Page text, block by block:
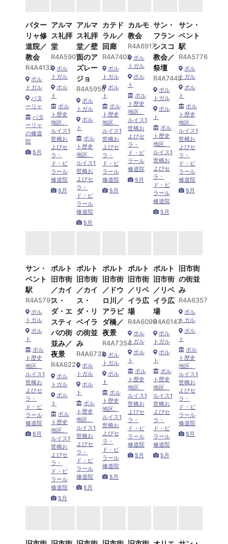
バター
リャ修
道院／
教会
R4A4132
ポル
トガル
バタ
ーリャ
バタ
ーリャ
の修道
院
5月
アルマ
ス礼拝
堂
R4A5901
ポル
トガル
ポル
ト
ポル
ト歴史
地区、
ルイス1
世橋お
よびセ
ラ・
ド・ピ
ラール
修道院
5月
アルマ
ス礼拝
堂／壁
面のア
ズレー
ジョ
R4A5956
ポル
トガル
ポル
ト
ポル
ト歴史
地区、
ルイス1
世橋お
よびセ
ラ・
ド・ピ
ラール
修道院
5月
カテド
ラル／
回廊
R4A7403
ポル
トガル
ポル
ト
ポル
ト歴史
地区、
ルイス1
世橋お
よびセ
ラ・
ド・ピ
ラール
修道院
5月
カルモ
教会
R4A6917
ポル
トガル
ポル
ト
ポル
ト歴史
地区、
ルイス1
世橋お
よびセ
ラ・
ド・ピ
ラール
修道院
5月
サン・
フラン
シスコ
教会／
祭壇
R4A7445
ポル
トガル
ポル
ト
ポル
ト歴史
地区、
ルイス1
世橋お
よびセ
ラ・
ド・ピ
ラール
修道院
5月
サン・
ベント
駅
R4A5776
ポル
トガル
ポル
ト
ポル
ト歴史
地区、
ルイス1
世橋お
よびセ
ラ・
ド・ピ
ラール
修道院
5月
サン・
ベント
駅
R4A5791
ポル
トガル
ポル
ト
ポル
ト歴史
地区、
ルイス1
世橋お
よびセ
ラ・
ド・ピ
ラール
修道院
5月
ポルト
旧市街
／カイ
ス・
ダ・エ
スティ
バの街
並み／
夜景
R4A6227
ポル
トガル
ポル
ト
ポル
ト歴史
地区、
ルイス1
世橋お
よびセ
ラ・
ド・ピ
ラール
修道院
5月
ポルト
旧市街
／カイ
ス・
ダ・リ
ベイラ
の街並
み
R4A6732
ポル
トガル
ポル
ト
ポル
ト歴史
地区、
ルイス1
世橋お
よびセ
ラ・
ド・ピ
ラール
修道院
5月
ポルト
旧市街
／ドウ
ロ川／
アラビ
ダ橋／
夜景
R4A7354
ポル
トガル
ポル
ト
ポル
ト歴史
地区、
ルイス1
世橋お
よびセ
ラ・
ド・ピ
ラール
修道院
5月
ポルト
旧市街
／リベ
イラ広
場
R4A6099
ポル
トガル
ポル
ト
ポル
ト歴史
地区、
ルイス1
世橋お
よびセ
ラ・
ド・ピ
ラール
修道院
5月
ポルト
旧市街
／リベ
イラ広
場
R4A6147
ポル
トガル
ポル
ト
ポル
ト歴史
地区、
ルイス1
世橋お
よびセ
ラ・
ド・ピ
ラール
修道院
5月
旧市街
の街並
み
R4A6357
ポル
トガル
ポル
ト
ポル
ト歴史
地区、
ルイス1
世橋お
よびセ
ラ・
ド・ピ
ラール
修道院
5月